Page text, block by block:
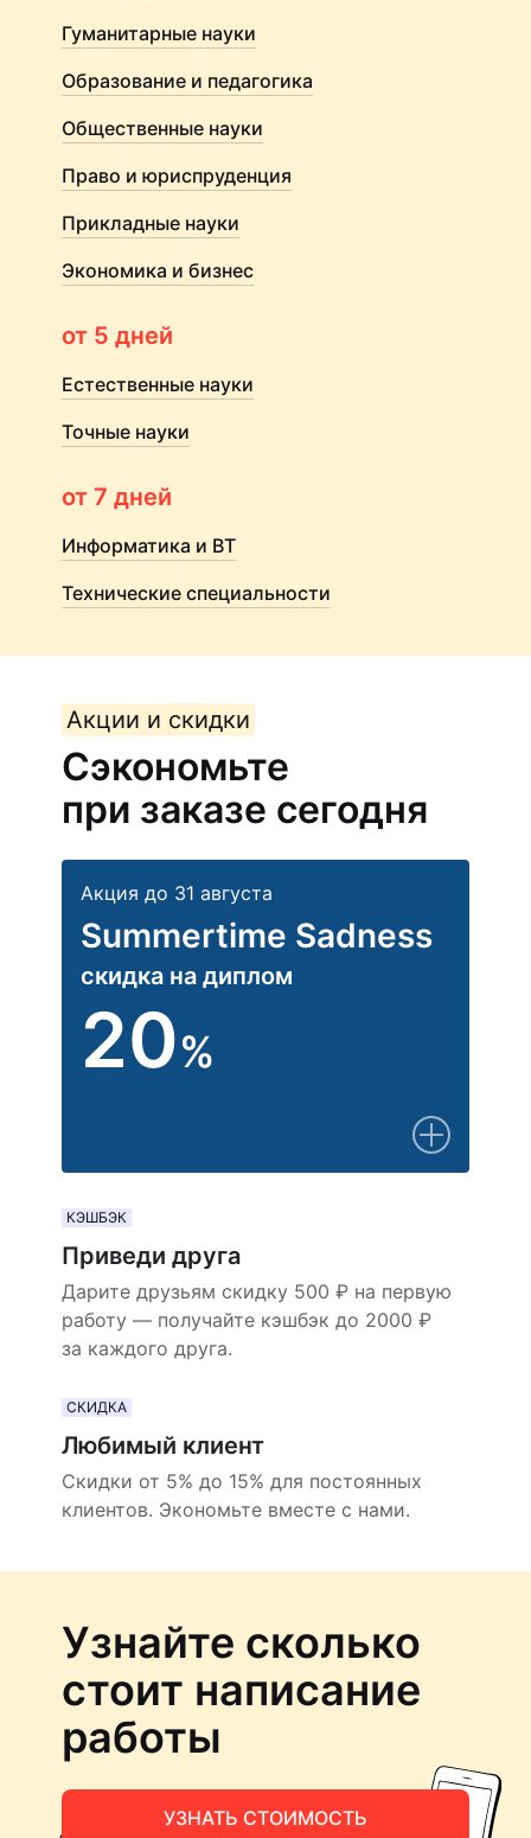
Гуманитарные науки
Образование и педагогика
Общественные науки
Право и юриспруденция
Прикладные науки
Экономика и бизнес
от 5 дней
Естественные науки
Точные науки
от 7 дней
Информатика и ВТ
Технические специальности
Акции и скидки
Сэкономьте
при заказе сегодня
Акция до 31 августа
Summertime Sadness
скидка на диплом
20%
КЭШБЭК
Приведи друга
Дарите друзьям скидку 500 ₽ на первую
работу — получайте кэшбэк до 2000 ₽
за каждого друга.
СКИДКА
Любимый клиент
Скидки от 5% до 15% для постоянных
клиентов. Экономьте вместе с нами.
Узнайте сколько
стоит написание
работы
УЗНАТЬ СТОИМОСТЬ